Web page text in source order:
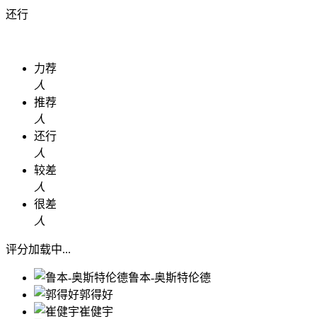
还行
力荐
人
推荐
人
还行
人
较差
人
很差
人
评分加载中...
鲁本-奥斯特伦德
郭得好
崔健宇